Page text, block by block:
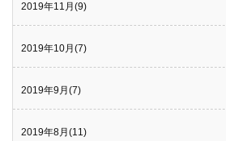
2019年11月(9)
2019年10月(7)
2019年9月(7)
2019年8月(11)